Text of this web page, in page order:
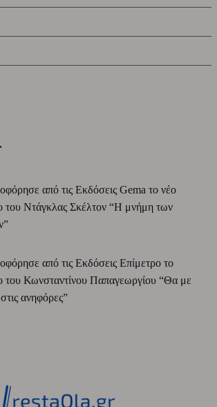
από τις Εκδόσεις Gema το νέο
του Ντάγκλας Σκέλτον “Η μνήμη των
από τις Εκδόσεις Επίμετρο το
του Κωνσταντίνου Παπαγεωργίου “Θα με
στις ανηφόρες”